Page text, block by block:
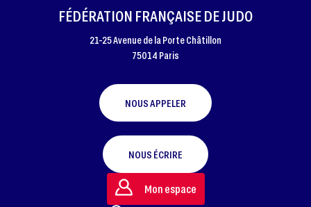
FÉDÉRATION FRANÇAISE DE JUDO
21-25 Avenue de la Porte Châtillon
75014 Paris
NOUS APPELER
NOUS ÉCRIRE
Mon espace